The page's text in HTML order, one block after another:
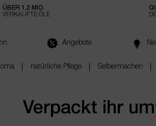
ÜBER 1,2 MIO.
VERKAUFTE ÖLE
Angebote
natürliche Pflege Selbermachen
Verpackt ihr